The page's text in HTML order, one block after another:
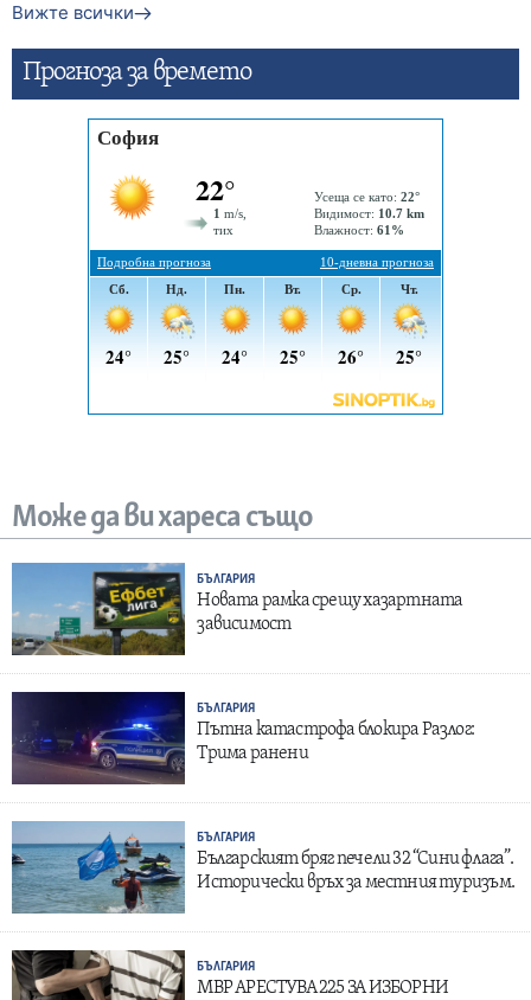
Вижте всички
Прогнозa за времето
Може да ви хареса също
БЪЛГАРИЯ
Новата рамка срещу хазартната
зависимост
БЪЛГАРИЯ
Пътна катастрофа блокира Разлог:
Трима ранени
БЪЛГАРИЯ
Българският бряг печели 32 “Сини флага”.
Исторически връх за местния туризъм.
БЪЛГАРИЯ
МВР АРЕСТУВА 225 ЗА ИЗБОРНИ